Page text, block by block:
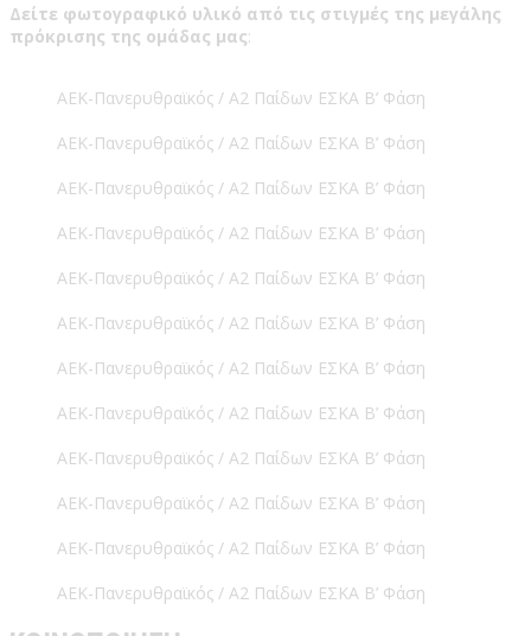
Δείτε φωτογραφικό υλικό από τις στιγμές της μεγάλης
πρόκρισης της ομάδας μας:
ΑΕΚ-Πανερυθραϊκός / Α2 Παίδων ΕΣΚΑ Β’ Φάση
ΑΕΚ-Πανερυθραϊκός / Α2 Παίδων ΕΣΚΑ Β’ Φάση
ΑΕΚ-Πανερυθραϊκός / Α2 Παίδων ΕΣΚΑ Β’ Φάση
ΑΕΚ-Πανερυθραϊκός / Α2 Παίδων ΕΣΚΑ Β’ Φάση
ΑΕΚ-Πανερυθραϊκός / Α2 Παίδων ΕΣΚΑ Β’ Φάση
ΑΕΚ-Πανερυθραϊκός / Α2 Παίδων ΕΣΚΑ Β’ Φάση
ΑΕΚ-Πανερυθραϊκός / Α2 Παίδων ΕΣΚΑ Β’ Φάση
ΑΕΚ-Πανερυθραϊκός / Α2 Παίδων ΕΣΚΑ Β’ Φάση
ΑΕΚ-Πανερυθραϊκός / Α2 Παίδων ΕΣΚΑ Β’ Φάση
ΑΕΚ-Πανερυθραϊκός / Α2 Παίδων ΕΣΚΑ Β’ Φάση
ΑΕΚ-Πανερυθραϊκός / Α2 Παίδων ΕΣΚΑ Β’ Φάση
ΑΕΚ-Πανερυθραϊκός / Α2 Παίδων ΕΣΚΑ Β’ Φάση